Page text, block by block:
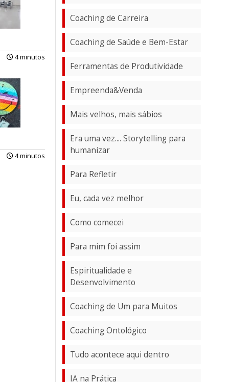
4 minutos
4 minutos
Coaching de Carreira
Coaching de Saúde e Bem-Estar
Ferramentas de Produtividade
Empreenda&Venda
Mais velhos, mais sábios
Era uma vez.... Storytelling para
humanizar
Para Refletir
Eu, cada vez melhor
Como comecei
Para mim foi assim
Espiritualidade e
Desenvolvimento
Coaching de Um para Muitos
Coaching Ontológico
Tudo acontece aqui dentro
IA na Prática